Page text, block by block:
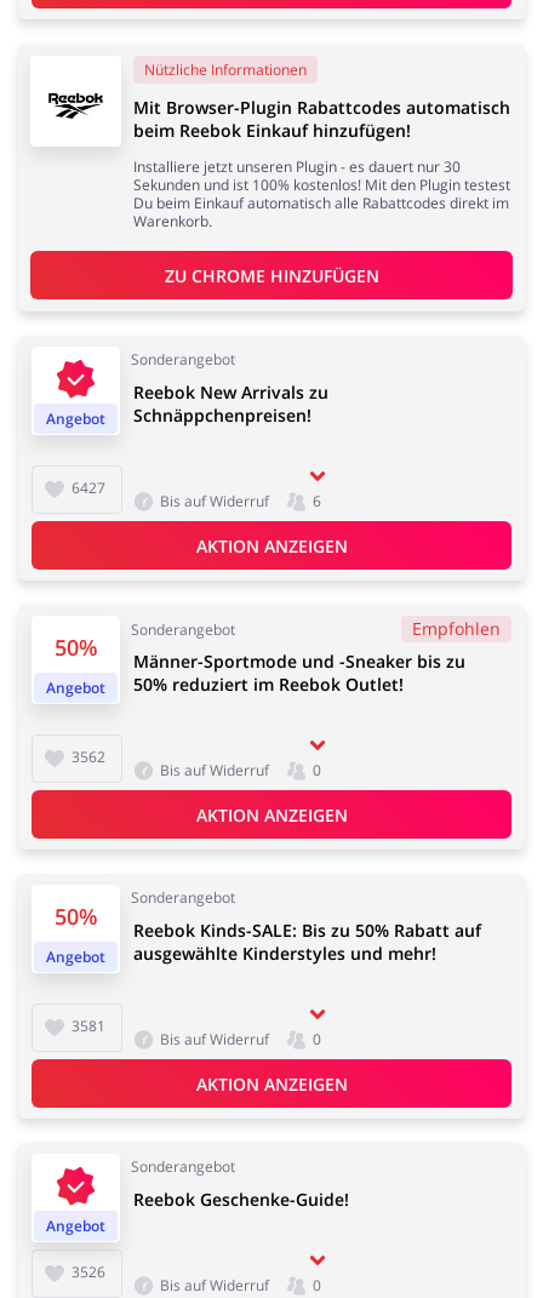
Angebot
Sonderangebot
6427
Reebok New Arrivals zu
Schnäppchenpreisen!
Bis auf Widerruf 6
AKTION ANZEIGEN
50%
Angebot
Sonderangebot Empfohlen
3562
Männer-Sportmode und -Sneaker bis zu
50% reduziert im Reebok Outlet!
Bis auf Widerruf 0
AKTION ANZEIGEN
50%
Angebot
Sonderangebot
3581
Reebok Kinds-SALE: Bis zu 50% Rabatt auf
ausgewählte Kinderstyles und mehr!
Bis auf Widerruf 0
AKTION ANZEIGEN
Angebot
Sonderangebot
3526
Reebok Geschenke-Guide!
Bis auf Widerruf 0
Nützliche Informationen
Mit Browser-Plugin Rabattcodes automatisch
beim Reebok Einkauf hinzufügen!
Installiere jetzt unseren Plugin - es dauert nur 30
Sekunden und ist 100% kostenlos! Mit den Plugin testest
Du beim Einkauf automatisch alle Rabattcodes direkt im
Warenkorb.
ZU CHROME HINZUFÜGEN